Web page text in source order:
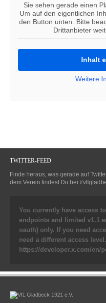
Sie sehen gerade einen
Um auf den eigentlichen
den Button unten. Bitte
Drittanbieter
Inhalt
Weitere
TWITTER-FEED
Finde heraus, was gerade auf
dem Verein findest Du bei
You currently have access
endpoints and limited v1.1
oauth) only. If you need
need a different access
https://developer.x.com/en/